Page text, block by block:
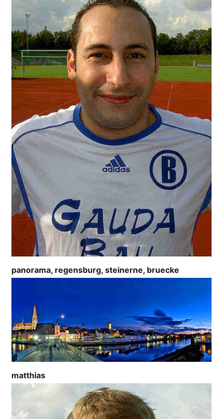
panorama, regensburg, steinerne, bruecke
matthias